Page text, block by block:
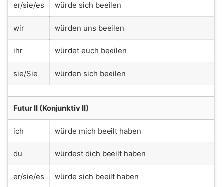
er/sie/es würde sich beeilen
wir würden uns beeilen
ihr würdet euch beeilen
sie/Sie würden sich beeilen
Futur II (Konjunktiv II)
ich würde mich beeilt haben
du würdest dich beeilt haben
er/sie/es würde sich beeilt haben